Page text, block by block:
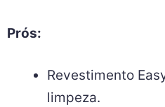
Prós:
Revestimento
limpeza.